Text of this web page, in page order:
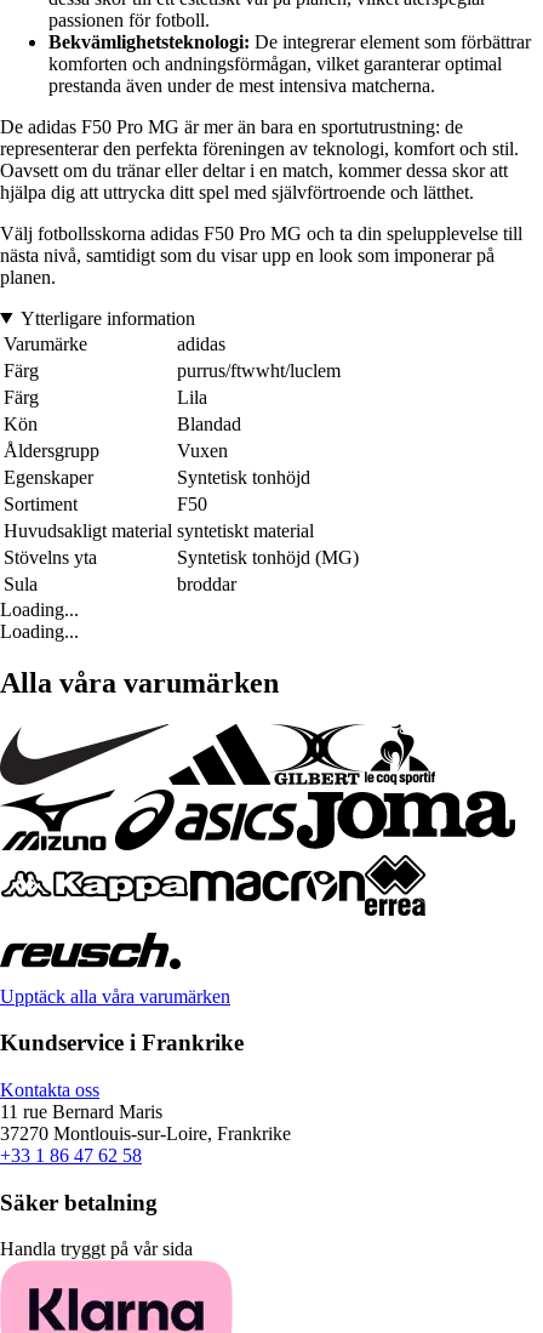
passionen för fotboll.
Bekvämlighetsteknologi: De integrerar element som förbättrar
komforten och andningsförmågan, vilket garanterar optimal
prestanda även under de mest intensiva matcherna.
De adidas F50 Pro MG är mer än bara en sportutrustning: de
representerar den perfekta föreningen av teknologi, komfort och stil.
Oavsett om du tränar eller deltar i en match, kommer dessa skor att
hjälpa dig att uttrycka ditt spel med självförtroende och lätthet.
Välj fotbollsskorna adidas F50 Pro MG och ta din spelupplevelse till
nästa nivå, samtidigt som du visar upp en look som imponerar på
planen.
Ytterligare information
Varumärke
adidas
Färg
purrus/ftwwht/luclem
Färg
Lila
Kön
Blandad
Åldersgrupp
Vuxen
Egenskaper
Syntetisk tonhöjd
Sortiment
F50
Huvudsakligt material syntetiskt material
Stövelns yta
Syntetisk tonhöjd (MG)
Sula
broddar
Loading...
Loading...
Alla våra varumärken
Upptäck alla våra varumärken
Kundservice i Frankrike
Kontakta oss
11 rue Bernard Maris
37270 Montlouis-sur-Loire, Frankrike
+33 1 86 47 62 58
Säker betalning
Handla tryggt på vår sida